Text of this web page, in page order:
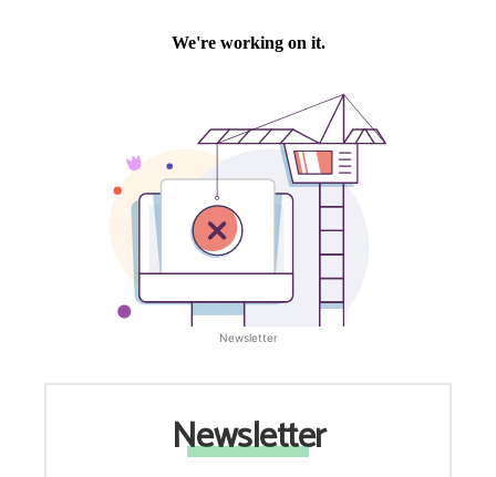
Newsletter
Newsletter